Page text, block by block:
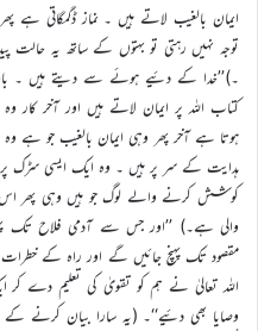
ایمان بالغیب لاتے ہیں ۔ نماز ڈگمگاتی ہے
توجہ نہیں رہتی تو بہتوں کے ساتھ یہ حالت
۔)’’خدا کے دئیے ہوئے سے دیتے ہیں ۔
کتاب اللہ پر ایمان لاتے ہیں اور آخر کار
ہوتا ہے آخر پھر وہی ایمان بالغیب جو ہے
ہدایت کے سر پر ہیں ۔ وہ ایک ایسی سڑک پر
کوشش کرنے والے لوگ جو ہیں وہی پھر
والی ہے۔) ’’اور جس سے آدمی فلاح تک
مقصود تک پہنچ جائیں گے اور راہ کے
اللہ تعالیٰ نے ہم کو تقویٰ کی تعلیم دے
وصایا بھی دئیے‘‘۔ (یہ سارا بیان کرنے